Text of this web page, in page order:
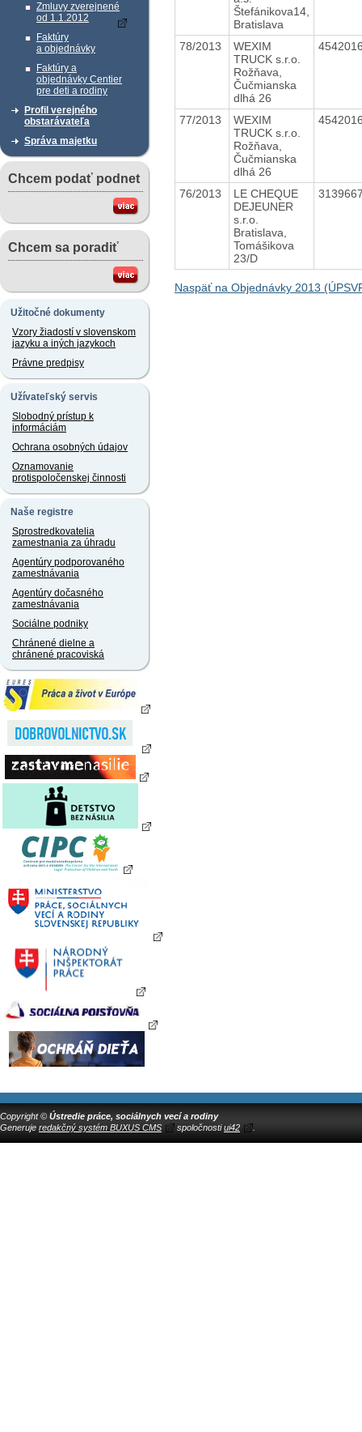
Zmluvy zverejnené
od 1.1.2012
Faktúry
a objednávky
Faktúry a
objednávky Centier
pre deti a rodiny
Profil verejného
obstarávateľa
Správa majetku
Chcem podať podnet
Chcem sa poradiť
Užitočné dokumenty
Vzory žiadostí v slovenskom
jazyku a iných jazykoch
Právne predpisy
Užívateľský servis
Slobodný prístup k
informáciám
Ochrana osobných údajov
Oznamovanie
protispoločenskej činnosti
Naše registre
Sprostredkovatelia
zamestnania za úhradu
Agentúry podporovaného
zamestnávania
Agentúry dočasného
zamestnávania
Sociálne podniky
Chránené dielne a
chránené pracoviská
Štefánikova14,
Bratislava
78/2013
WEXIM
TRUCK s.r.o.
Rožňava,
Čučmianska
dlhá 26
77/2013
WEXIM
TRUCK s.r.o.
Rožňava,
Čučmianska
dlhá 26
76/2013
LE CHEQUE
DEJEUNER
s.r.o.
Bratislava,
Tomášikova
23/D
Naspäť na Objednávky 2013
Copyright © Ústredie práce, sociálnych vecí a rodiny
Generuje redakčný systém BUXUS CMS spoločnostiui42